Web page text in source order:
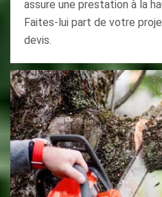
assure une prestation à la
Faites-lui part de votre
devis.